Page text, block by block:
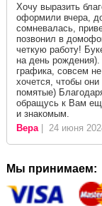
Хочу выразить
оформили вчера,
сомневалась,
позвонил в
четкую работу!
на день рождения).
графика, совсем не
хочется, чтобы
помятые)
обращусь к Вам
и знакомым.
Вера| 24 июня
Мы принимаем: